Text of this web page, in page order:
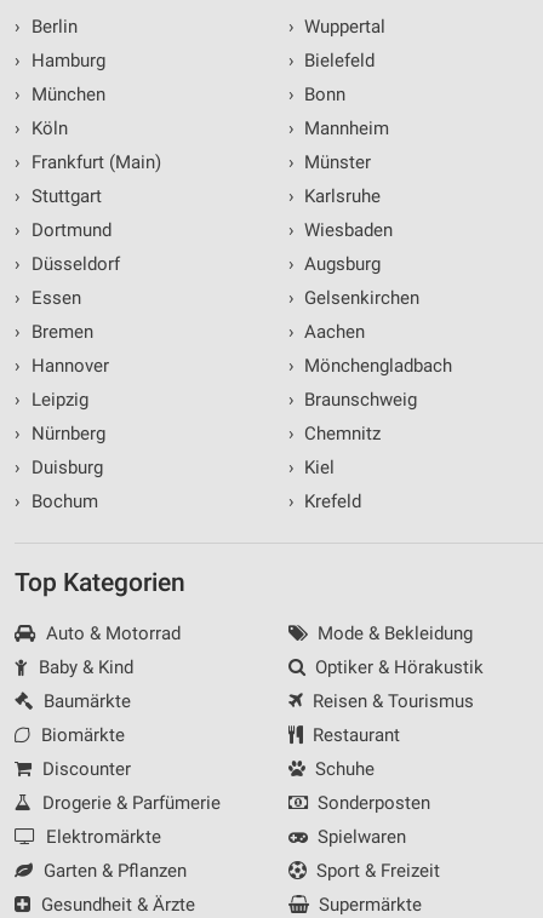
›
Berlin
›
Hamburg
›
München
›
Köln
›
Frankfurt (Main)
› Stuttgart
›
Dortmund
›
Düsseldorf
›
Essen
›
Bremen
›
Hannover
›
Leipzig
›
Nürnberg
›
Duisburg
›
Bochum
› Wuppertal
› Bielefeld
› Bonn
› Mannheim
› Münster
› Karlsruhe
› Wiesbaden
› Augsburg
› Gelsenkirchen
› Aachen
› Mönchengladbach
› Braunschweig
› Chemnitz
› Kiel
› Krefeld
Top Kategorien
Auto & Motorrad
Baby & Kind
Baumärkte
Biomärkte
Discounter
Drogerie & Parfümerie
Elektromärkte
Garten & Pflanzen
Gesundheit & Ärzte
Mode & Bekleidung
Optiker & Hörakustik
Reisen & Tourismus
Restaurant
Schuhe
Sonderposten
Spielwaren
Sport & Freizeit
Supermärkte